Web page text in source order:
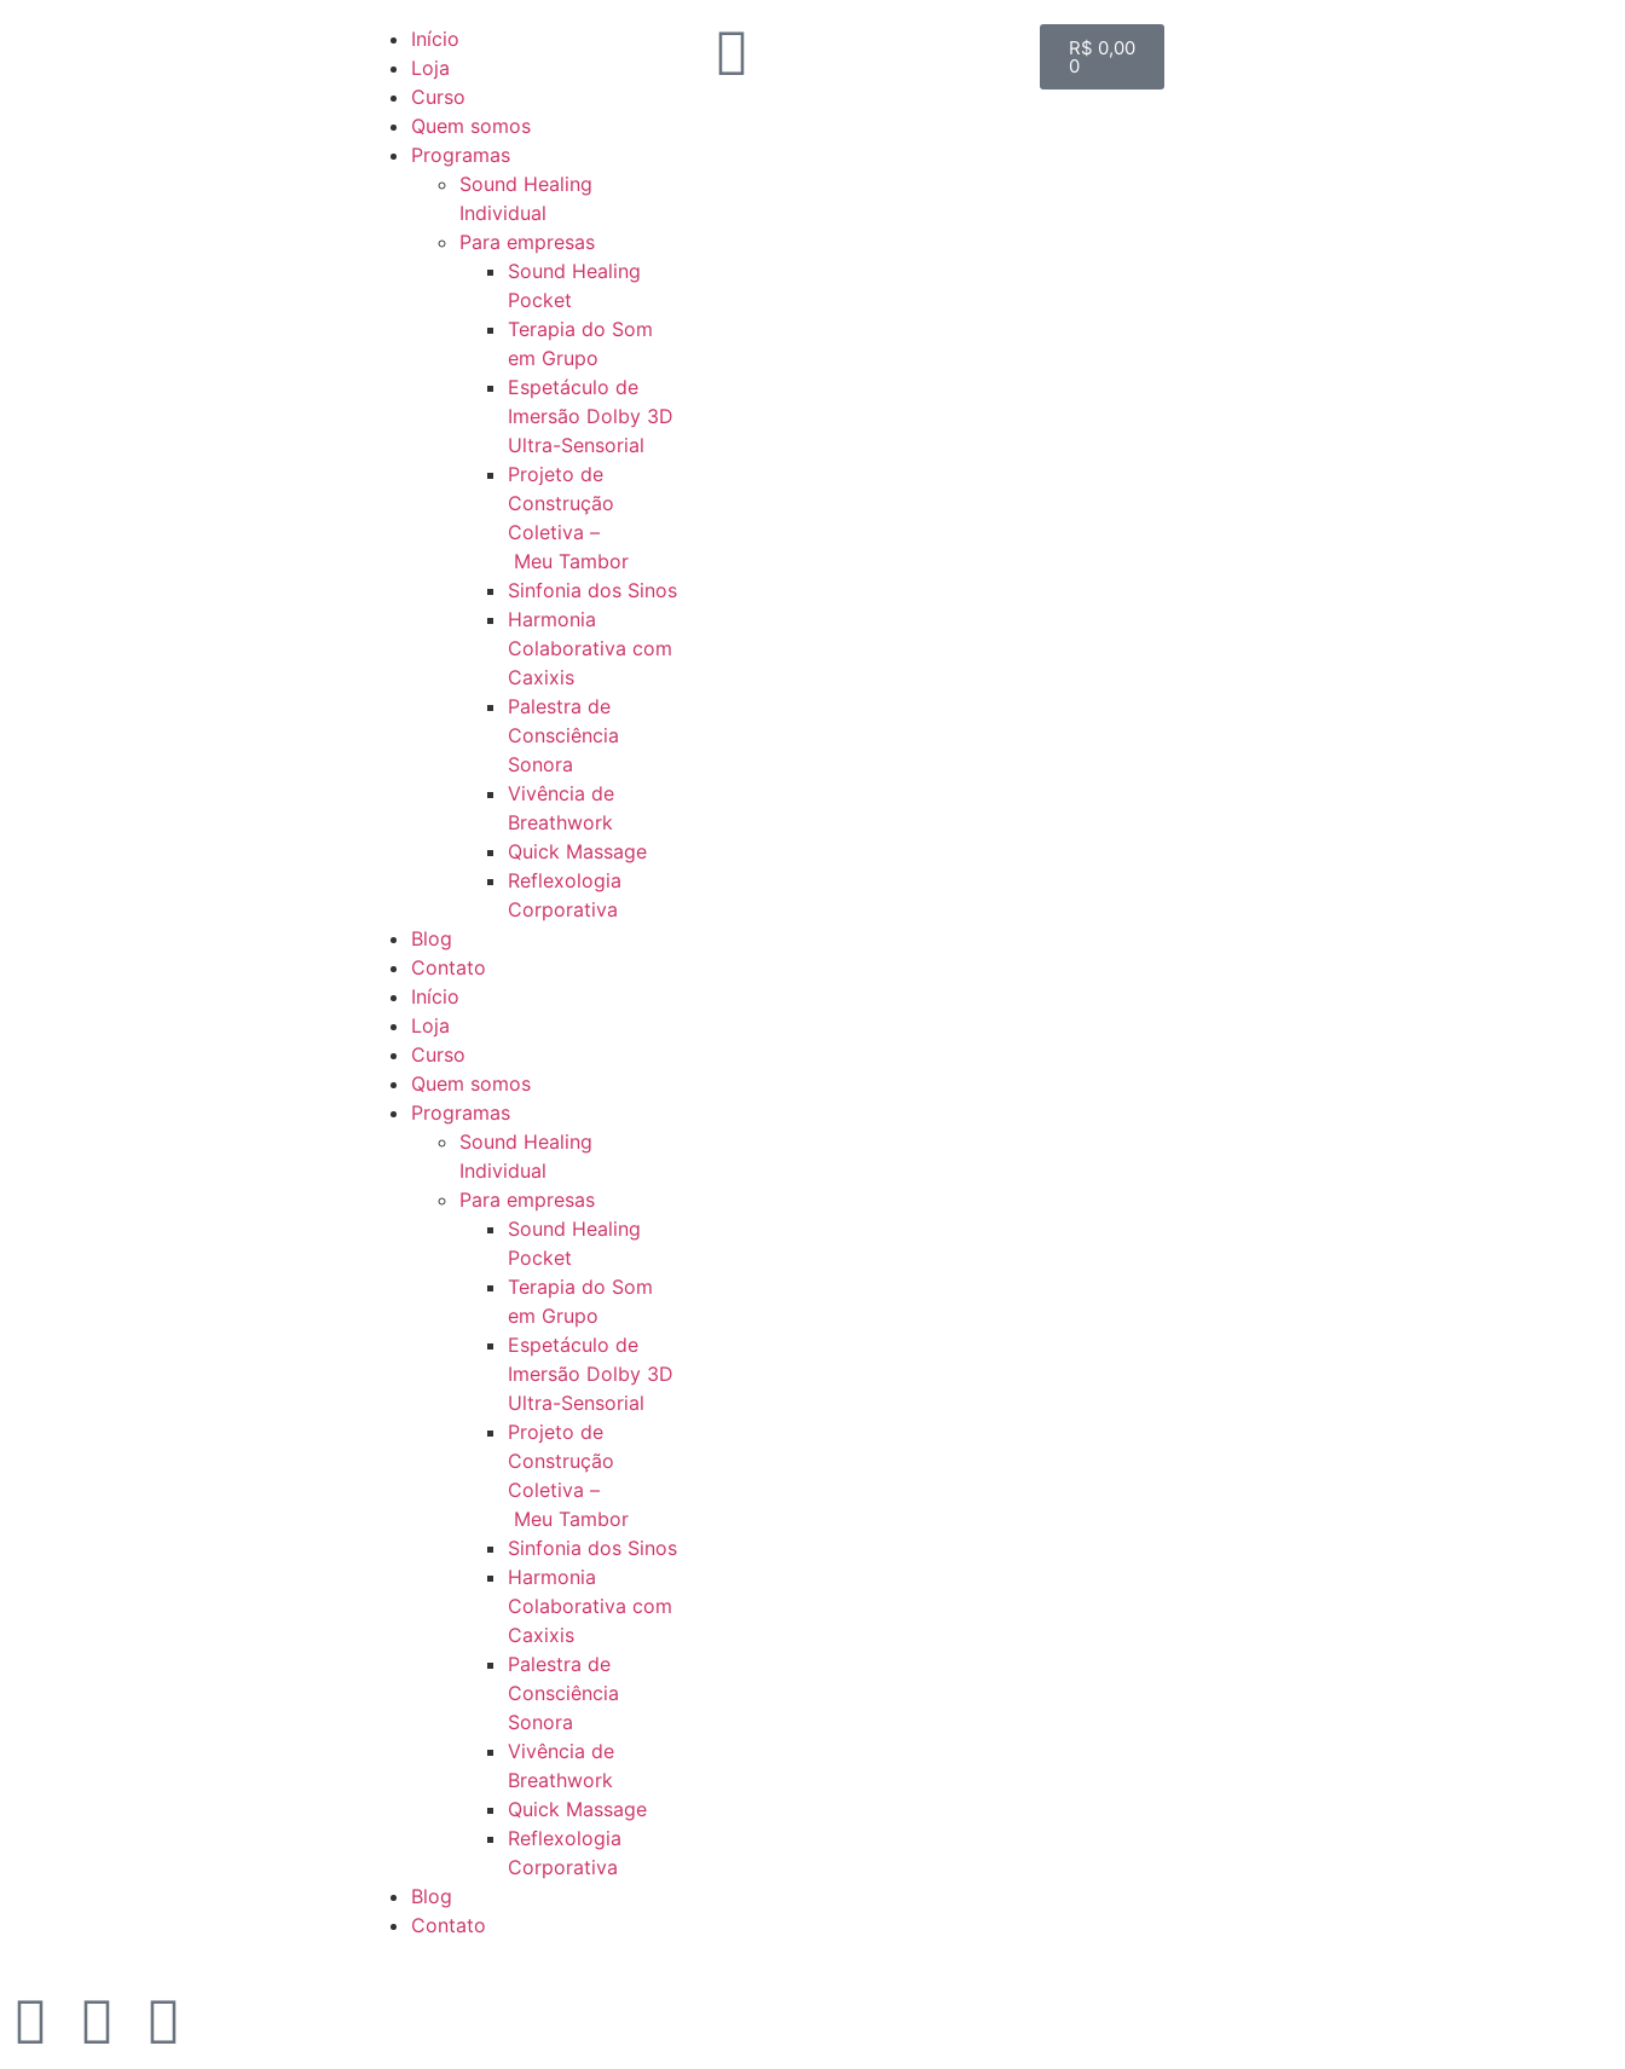
Início
Loja
Curso
Quem somos
Programas
Sound Healing
Individual
Para empresas
Sound Healing
Pocket
Terapia do Som
em Grupo
Espetáculo de
Imersão Dolby 3D
Ultra-Sensorial
Projeto de
Construção
Coletiva –
Meu Tambor
Sinfonia dos Sinos
Harmonia
Colaborativa com
Caxixis
Palestra de
Consciência
Sonora
Vivência de
Breathwork
Quick Massage
Reflexologia
Corporativa
Blog
Contato
Início
Loja
Curso
Quem somos
Programas
Sound Healing
Individual
Para empresas
Sound Healing
Pocket
Terapia do Som
em Grupo
Espetáculo de
Imersão Dolby 3D
Ultra-Sensorial
Projeto de
Construção
Coletiva –
Meu Tambor
Sinfonia dos Sinos
Harmonia
Colaborativa com
Caxixis
Palestra de
Consciência
Sonora
Vivência de
Breathwork
Quick Massage
Reflexologia
Corporativa
Blog
Contato
R$ 0,00
0